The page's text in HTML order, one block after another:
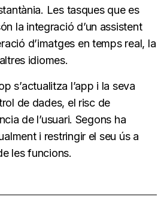
Les tasques que es
la integració d’un assistent
d’imatges en temps real, la
idiomes.
s’actualitza l’app i la seva
de dades, el risc de
de l’usuari. Segons ha
i restringir el seu ús a
les funcions.